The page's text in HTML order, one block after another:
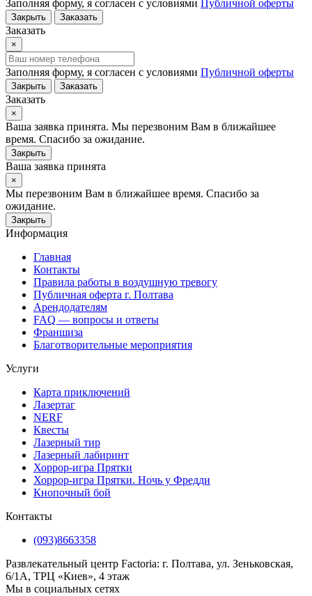
Заполняя форму, я согласен с условиями Публичной оферты
Закрыть Заказать
Заказать
×
Заполняя форму, я согласен с условиями Публичной оферты
Закрыть Заказать
Заказать
×
Ваша заявка принята. Мы перезвоним Вам в ближайшее
время. Спасибо за ожидание.
Закрыть
Ваша заявка принята
×
Мы перезвоним Вам в ближайшее время. Спасибо за
ожидание.
Закрыть
Информация
Главная
Контакты
Правила работы в воздушную тревогу
Публичная оферта г. Полтава
Арендодателям
FAQ — вопросы и ответы
Франшиза
Благотворительные мероприятия
Услуги
Карта приключений
Лазертаг
NERF
Квесты
Лазерный тир
Лазерный лабиринт
Хоррор-игра Прятки
Хоррор-игра Прятки. Ночь у Фредди
Кнопочный бой
Контакты
(093)8663358
Развлекательный центр Factoria: г. Полтава, ул. Зеньковская,
6/1А, ТРЦ «Киев», 4 этаж
Мы в социальных сетях